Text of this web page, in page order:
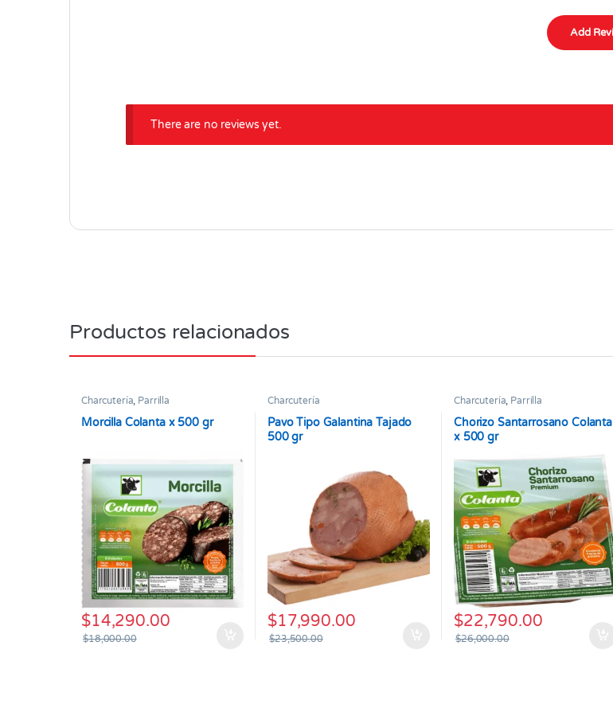
There are no reviews yet.
Productos relacionados
Charcutería, Parrilla
Morcilla Colanta x 500 gr
$14,290.00
$18,000.00
Charcutería
Pavo Tipo Galantina Tajado
500 gr
$17,990.00
$23,500.00
Charcutería, Parrilla
Chorizo Santarrosano Colanta
x 500 gr
$22,790.00
$26,000.00